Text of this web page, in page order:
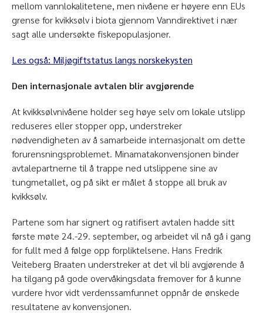
mellom vannlokalitetene, men nivåene er høyere enn EUs
grense for kvikksølv i biota gjennom Vanndirektivet i nær
sagt alle undersøkte fiskepopulasjoner.
Les også: Miljøgiftstatus langs norskekysten
Den internasjonale avtalen blir avgjørende
At kvikksølvnivåene holder seg høye selv om lokale utslipp
reduseres eller stopper opp, understreker
nødvendigheten av å samarbeide internasjonalt om dette
forurensningsproblemet. Minamatakonvensjonen binder
avtalepartnerne til å trappe ned utslippene sine av
tungmetallet, og på sikt er målet å stoppe all bruk av
kvikksølv.
Partene som har signert og ratifisert avtalen hadde sitt
første møte 24.-29. september, og arbeidet vil nå gå i gang
for fullt med å følge opp forpliktelsene. Hans Fredrik
Veiteberg Braaten understreker at det vil bli avgjørende å
ha tilgang på gode overvåkingsdata fremover for å kunne
vurdere hvor vidt verdenssamfunnet oppnår de ønskede
resultatene av konvensjonen.